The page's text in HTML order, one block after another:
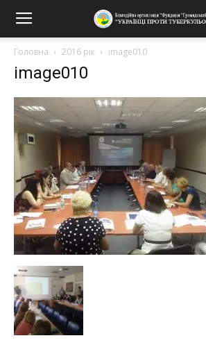
Головна 2016 рік image010
image010